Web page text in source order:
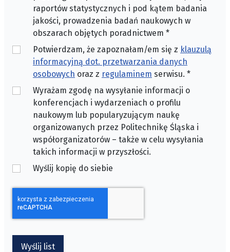
raportów statystycznych i pod kątem badania
jakości, prowadzenia badań naukowych w
obszarach objętych poradnictwem *
Potwierdzam, że zapoznałam/em się z klauzulą
informacyjną dot. przetwarzania danych
osobowych oraz z regulaminem serwisu. *
Wyrażam zgodę na wysyłanie informacji o
konferencjach i wydarzeniach o profilu
naukowym lub popularyzującym naukę
organizowanych przez Politechnikę Śląska i
współorganizatorów – także w celu wysyłania
takich informacji w przyszłości.
Wyślij kopię do siebie
Wyślij list